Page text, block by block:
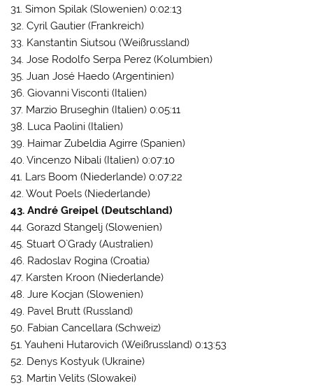
31. Simon Spilak (Slowenien) 0:02:13
32. Cyril Gautier (Frankreich)
33. Kanstantin Siutsou (Weißrussland)
34. Jose Rodolfo Serpa Perez (Kolumbien)
35. Juan José Haedo (Argentinien)
36. Giovanni Visconti (Italien)
37. Marzio Bruseghin (Italien) 0:05:11
38. Luca Paolini (Italien)
39. Haimar Zubeldia Agirre (Spanien)
40. Vincenzo Nibali (Italien) 0:07:10
41. Lars Boom (Niederlande) 0:07:22
42. Wout Poels (Niederlande)
43. André Greipel (Deutschland)
44. Gorazd Stangelj (Slowenien)
45. Stuart O`Grady (Australien)
46. Radoslav Rogina (Croatia)
47. Karsten Kroon (Niederlande)
48. Jure Kocjan (Slowenien)
49. Pavel Brutt (Russland)
50. Fabian Cancellara (Schweiz)
51. Yauheni Hutarovich (Weißrussland) 0:13:53
52. Denys Kostyuk (Ukraine)
53. Martin Velits (Slowakei)